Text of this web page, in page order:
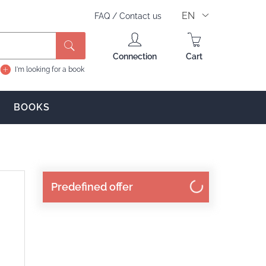
FAQ / Contact us EN
I'm looking for a book
Connection Cart
BOOKS
Predefined offer